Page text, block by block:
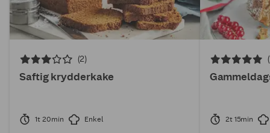
(2)
Saftig krydderkake
1t 20min Enkel 2t 15min